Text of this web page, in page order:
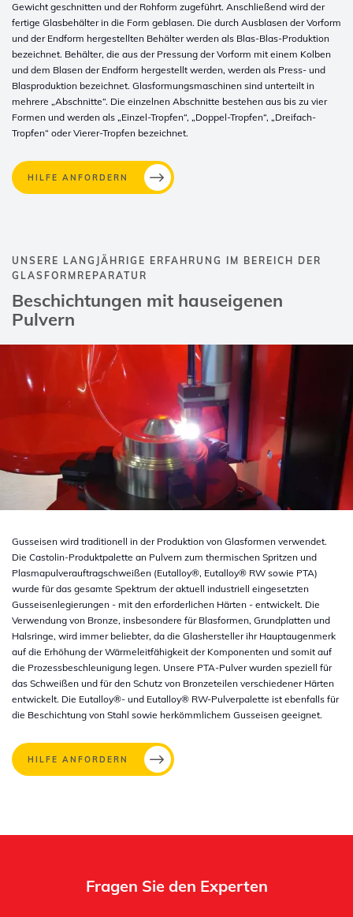
Gewicht geschnitten und der Rohform zugeführt. Anschließend wird der
fertige Glasbehälter in die Form geblasen. Die durch Ausblasen der Vorform
und der Endform hergestellten Behälter werden als Blas-Blas-Produktion
bezeichnet. Behälter, die aus der Pressung der Vorform mit einem Kolben
und dem Blasen der Endform hergestellt werden, werden als Press- und
Blasproduktion bezeichnet. Glasformungsmaschinen sind unterteilt in
mehrere „Abschnitte“. Die einzelnen Abschnitte bestehen aus bis zu vier
Formen und werden als „Einzel-Tropfen“, „Doppel-Tropfen“, „Dreifach-
Tropfen“ oder Vierer-Tropfen bezeichnet.
HILFE ANFORDERN
UNSERE LANGJÄHRIGE ERFAHRUNG IM BEREICH DER
GLASFORMREPARATUR
Beschichtungen mit hauseigenen
Pulvern
Gusseisen wird traditionell in der Produktion von Glasformen verwendet.
Die Castolin-Produktpalette an Pulvern zum thermischen Spritzen und
Plasmapulverauftragschweißen (Eutalloy®, Eutalloy® RW sowie PTA)
wurde für das gesamte Spektrum der aktuell industriell eingesetzten
Gusseisenlegierungen - mit den erforderlichen Härten - entwickelt. Die
Verwendung von Bronze, insbesondere für Blasformen, Grundplatten und
Halsringe, wird immer beliebter, da die Glashersteller ihr Hauptaugenmerk
auf die Erhöhung der Wärmeleitfähigkeit der Komponenten und somit auf
die Prozessbeschleunigung legen. Unsere PTA-Pulver wurden speziell für
das Schweißen und für den Schutz von Bronzeteilen verschiedener Härten
entwickelt. Die Eutalloy®- und Eutalloy® RW-Pulverpalette ist ebenfalls für
die Beschichtung von Stahl sowie herkömmlichem Gusseisen geeignet.
HILFE ANFORDERN
Fragen Sie den Experten